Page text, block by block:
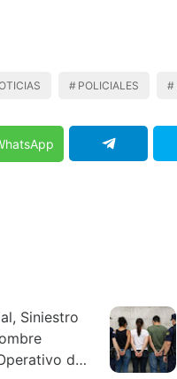
POLICIALES
Siniestro
de